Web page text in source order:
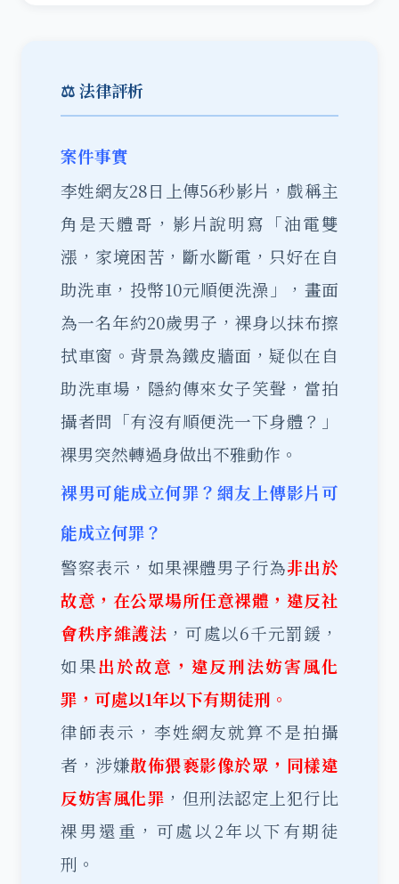
⚖️ 法律評析
案件事實
李姓網友28日上傳56秒影片，戲稱主
角是天體哥，影片說明寫「油電雙
漲，家境困苦，斷水斷電，只好在自
助洗車，投幣10元順便洗澡」，畫面
為一名年約20歲男子，裸身以抹布擦
拭車窗。背景為鐵皮牆面，疑似在自
助洗車場，隱約傳來女子笑聲，當拍
攝者問「有沒有順便洗一下身體？」
裸男突然轉過身做出不雅動作。
裸男可能成立何罪？網友上傳影片可
能成立何罪？
警察表示，如果裸體男子行為非出於
故意，在公眾場所任意裸體，違反社
會秩序維護法 ，可處以6千元罰鍰，
如果出於故意，違反刑法妨害風化
罪，可處以1年以下有期徒刑。
律師表示，李姓網友就算不是拍攝
者，涉嫌散佈猥褻影像於眾，同樣違
反妨害風化罪 ，但刑法認定上犯行比
裸男還重，可處以2年以下有期徒
刑。